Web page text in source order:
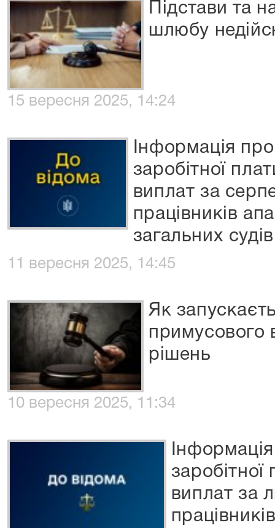
Підстави та
шлюбу
15 вересня 2025, 14:24
Інформація
заробітної
виплат за
працівників
загальних
11 вересня 2025, 14:45
Як
примусового
рішень
10 вересня 2025, 11:34
виплат за